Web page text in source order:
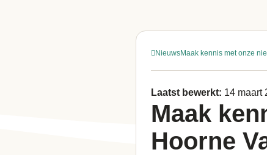
NieuwsMaak kennis met onze
Laatst bewerkt: 14 maart
Maak
Hoorne